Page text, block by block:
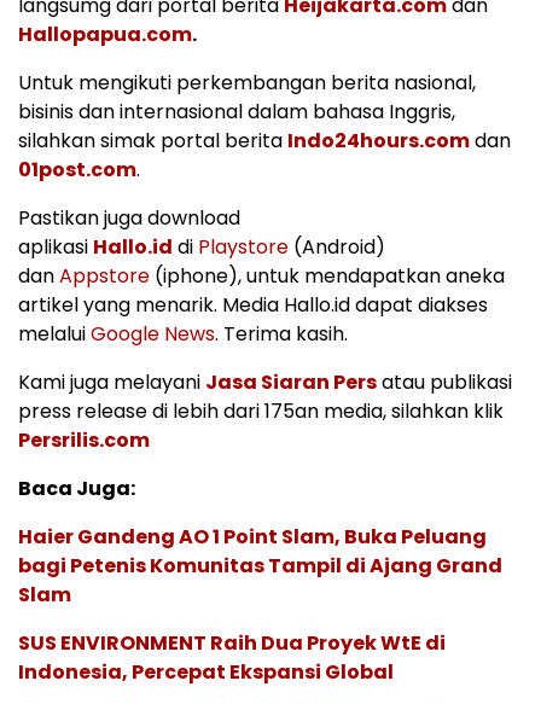
Hallopapua.com.
Untuk mengikuti perkembangan berita nasional,
bisinis dan internasional dalam bahasa Inggris,
silahkan simak portal berita Indo24hours.comdan
01post.com.
Pastikan juga download
aplikasi Hallo.id di Playstore (Android)
danAppstore (iphone), untuk mendapatkan aneka
artikel yang menarik. Media Hallo.id dapat diakses
melaluiGoogle News. Terima kasih.
Kami juga melayani Jasa Siaran Persatau publikasi
press release di lebih dari 175an media, silahkan klik
Persrilis.com
Baca Juga:
Haier Gandeng AO 1 Point Slam, Buka Peluang
bagi Petenis Komunitas Tampil di Ajang Grand
Slam
SUS ENVIRONMENT Raih Dua Proyek WtE di
Indonesia, Percepat Ekspansi Global